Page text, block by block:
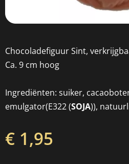
Chocoladefiguur Sint,
Ca. 9 cm hoog
Ingrediënten: suiker,
emulgator(E322 (SOJA)),
€ 1,95